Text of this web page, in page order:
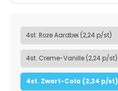
4st. Roze Aardbei (2,24 p/st)
4st. Creme-Vanille (2,24 p/st)
4st. Zwart-Cola (2,24 p/st)